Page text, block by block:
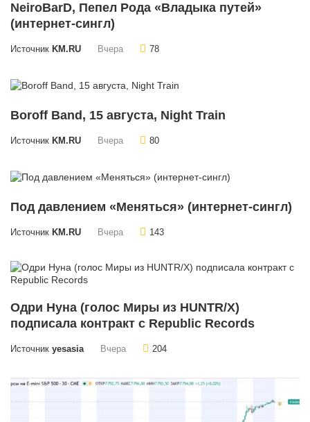
NeiroBarD, Пепел Рода «Владыка путей»
(интернет-сингл)
Источник KM.RU Вчера 78
Boroff Band, 15 августа, Night Train
Источник KM.RU Вчера 80
Под давлением «Меняться» (интернет-сингл)
Источник KM.RU Вчера 143
Одри Нуна (голос Миры из HUNTR/X)
подписала контракт с Republic Records
Источник yesasia Вчера 204